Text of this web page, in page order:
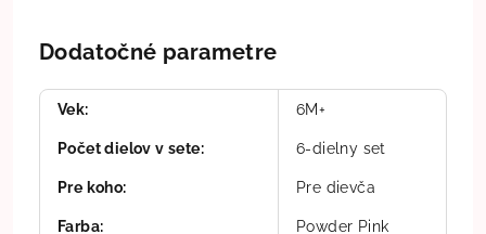
Dodatočné parametre
Vek: 6M+
Počet dielov v sete: 6-dielny set
Pre koho: Pre dievča
Farba: Powder Pink